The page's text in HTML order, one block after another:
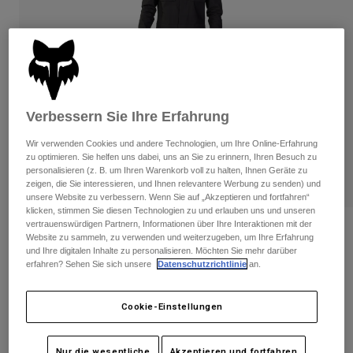
Hosen
Kurze Hosen
Jacken
Handschuhe
Protektoren
Brillen
Socken
Ersatzteile
Handschuhe
Brillen
Socken
Taschen & Zubehör
Hemden
Alle anzeigen
Damen
T-Shirts & Tops
Hoodies und Pullover
Jacken
Hosen
Shirts
Kinder
Brillen
Socken
Alle anzeigen
Moto
Helme
Jerseys
Hosen
Stiefel
Brillen
Dustsuit Defend Drive
Artikelnr.28849
Verbessern Sie Ihre Erfahrung
Wir verwenden Cookies und andere Technologien, um Ihre Online-Erfahrung
zu optimieren. Sie helfen uns dabei, uns an Sie zu erinnern, Ihren Besuch zu
personalisieren (z. B. um Ihren Warenkorb voll zu halten, Ihnen Geräte zu
zeigen, die Sie interessieren, und Ihnen relevantere Werbung zu senden) und
unsere Website zu verbessern. Wenn Sie auf „Akzeptieren und fortfahren“
klicken, stimmen Sie diesen Technologien zu und erlauben uns und unseren
vertrauenswürdigen Partnern, Informationen über Ihre Interaktionen mit der
Website zu sammeln, zu verwenden und weiterzugeben, um Ihre Erfahrung
und Ihre digitalen Inhalte zu personalisieren. Möchten Sie mehr darüber
erfahren? Sehen Sie sich unsere
Datenschutzrichtlinie an.
Cookie-Einstellungen